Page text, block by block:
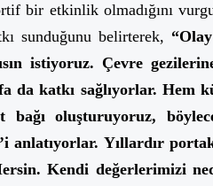
bir etkinlik olmadığını
sunduğunu belirterek,
istiyoruz. Çevre
da katkı sağlıyorlar.
bağı oluşturuyoruz,
anlatıyorlar. Yıllardır
Kendi değerlerimizi